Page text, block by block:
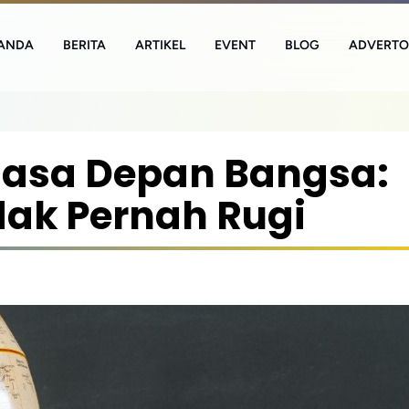
BERITA ARTIKEL EVENT BLOG
Depan Bangsa:
Pernah Rugi